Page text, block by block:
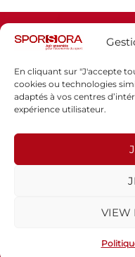
En cliquant sur "J'accepte
cookies ou technologies
adaptés à vos centres
expérience utilisateur.
VIEW
WEB